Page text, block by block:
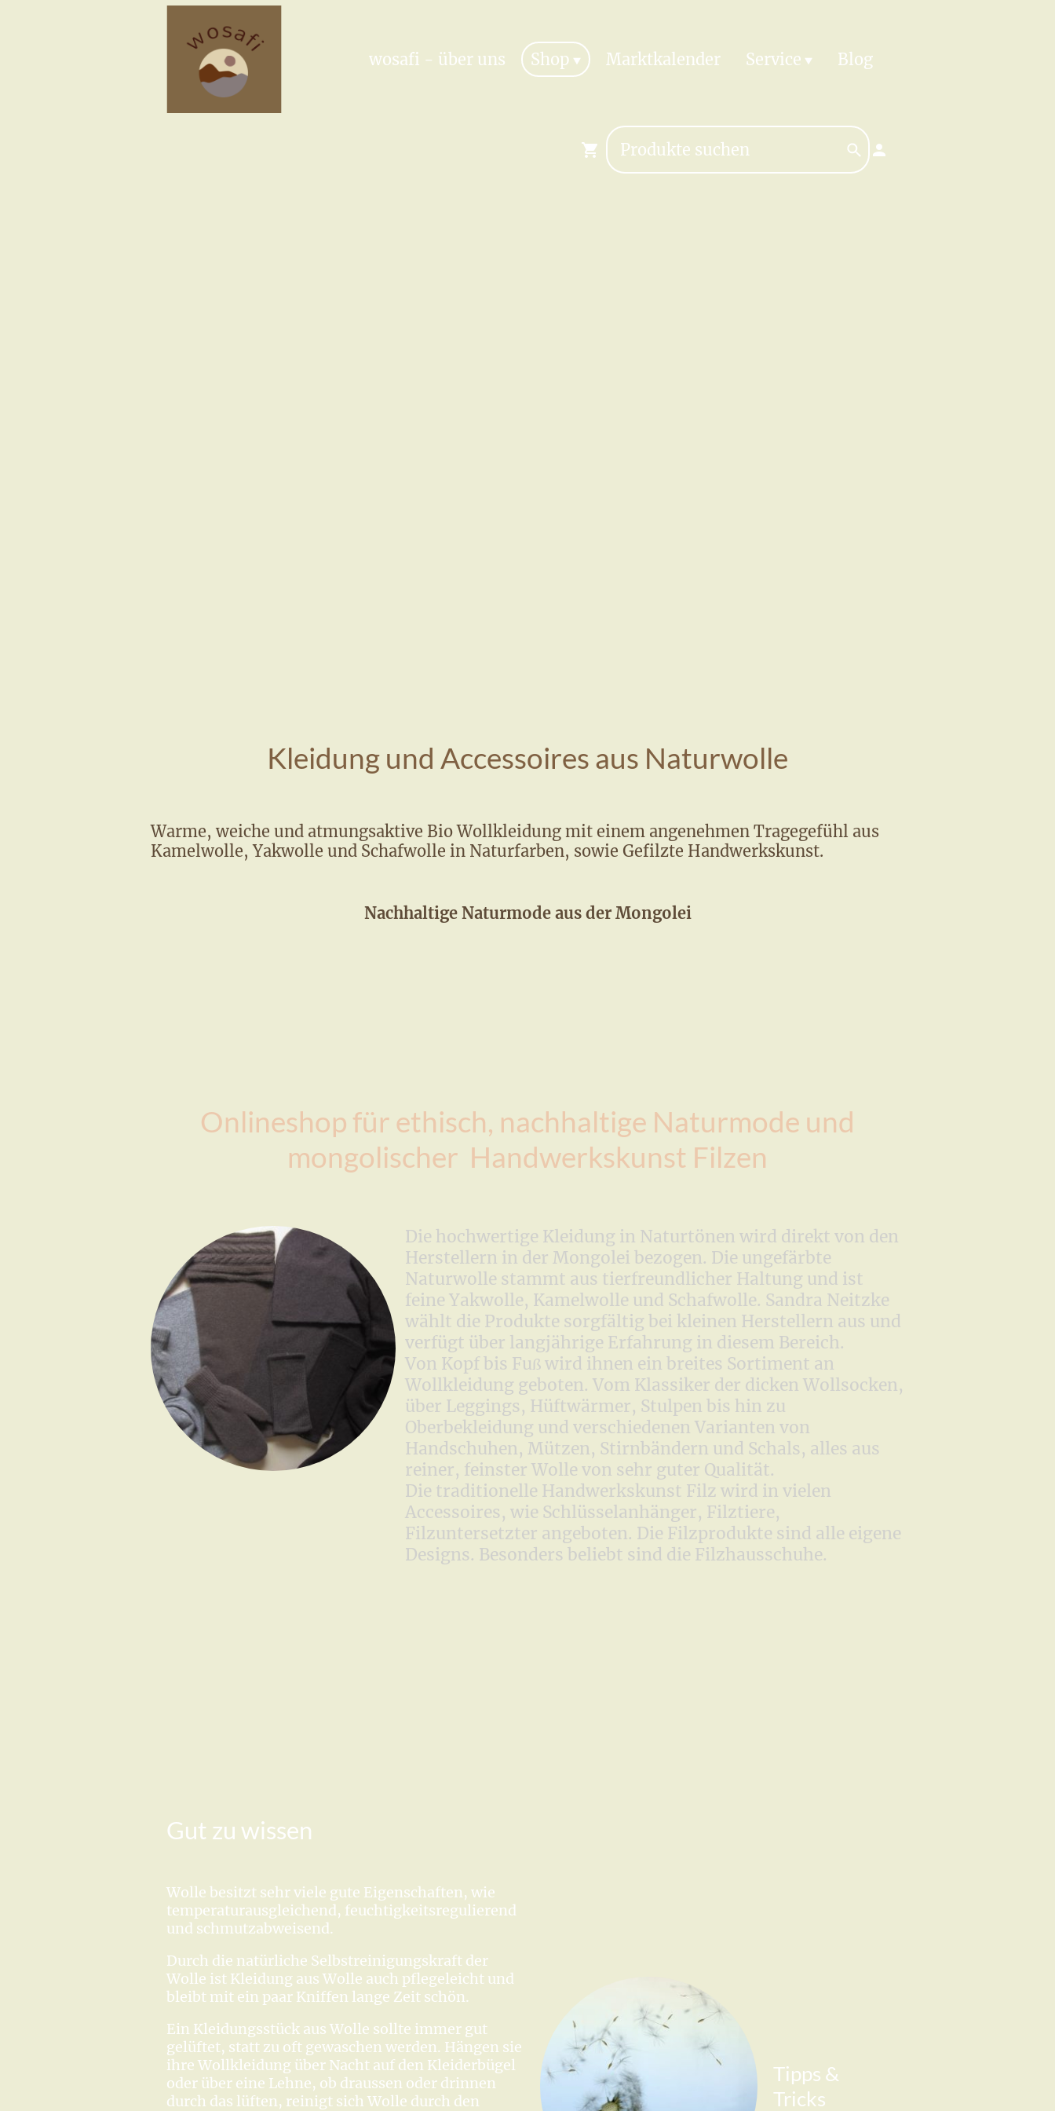
wosafi - über uns Shop Marktkalender Service Blog
Kleidung und Accessoires aus Naturwolle
Nachhaltige Naturmode aus der Mongolei
Warme, weiche und atmungsaktive Bio Wollkleidung mit einem angenehmen Tragegefühl aus
Kamelwolle, Yakwolle und Schafwolle in Naturfarben, sowie Gefilzte Handwerkskunst.
Onlineshop für ethisch, nachhaltige Naturmode und
mongolischer Handwerkskunst Filzen
Die hochwertige Kleidung in Naturtönen wird direkt von den
Herstellern in der Mongolei bezogen. Die ungefärbte
Naturwolle stammt aus tierfreundlicher Haltung und ist
feine Yakwolle, Kamelwolle und Schafwolle. Sandra Neitzke
wählt die Produkte sorgfältig bei kleinen Herstellern aus und
verfügt über langjährige Erfahrung in diesem Bereich.
Von Kopf bis Fuß wird ihnen ein breites Sortiment an
Wollkleidung geboten. Vom Klassiker der dicken Wollsocken,
über Leggings, Hüftwärmer, Stulpen bis hin zu
Oberbekleidung und verschiedenen Varianten von
Handschuhen, Mützen, Stirnbändern und Schals, alles aus
reiner, feinster Wolle von sehr guter Qualität.
Die traditionelle Handwerkskunst Filz wird in vielen
Accessoires, wie Schlüsselanhänger, Filztiere,
Filzuntersetzter angeboten. Die Filzprodukte sind alle eigene
Designs. Besonders beliebt sind die Filzhausschuhe.
Gut zu wissen
Wolle besitzt sehr viele gute Eigenschaften, wie
temperaturausgleichend, feuchtigkeitsregulierend
und schmutzabweisend.
Durch die natürliche Selbstreinigungskraft der
Wolle ist Kleidung aus Wolle auch pflegeleicht und
bleibt mit ein paar Kniffen lange Zeit schön.
Ein Kleidungsstück aus Wolle sollte immer gut
gelüftet, statt zu oft gewaschen werden. Hängen sie
ihre Wollkleidung über Nacht auf den Kleiderbügel
oder über eine Lehne, ob draussen oder drinnen
durch das lüften, reinigt sich Wolle durch den
Tipps &
Tricks